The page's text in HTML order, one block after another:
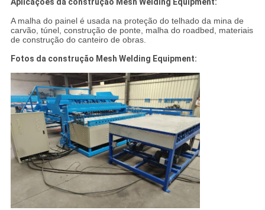
Aplicações da construção Mesh Welding Equipment:
A malha do painel é usada na proteção do telhado da mina de
carvão, túnel, construção de ponte, malha do roadbed, materiais
de construção do canteiro de obras.
Fotos da construção Mesh Welding Equipment: